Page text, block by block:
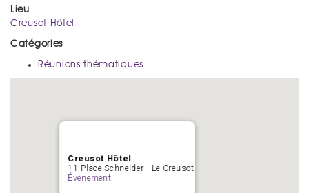
Lieu
Creusot Hôtel
Catégories
Réunions thématiques
Creusot Hôtel
11 Place Schneider - Le Creusot
Évènement